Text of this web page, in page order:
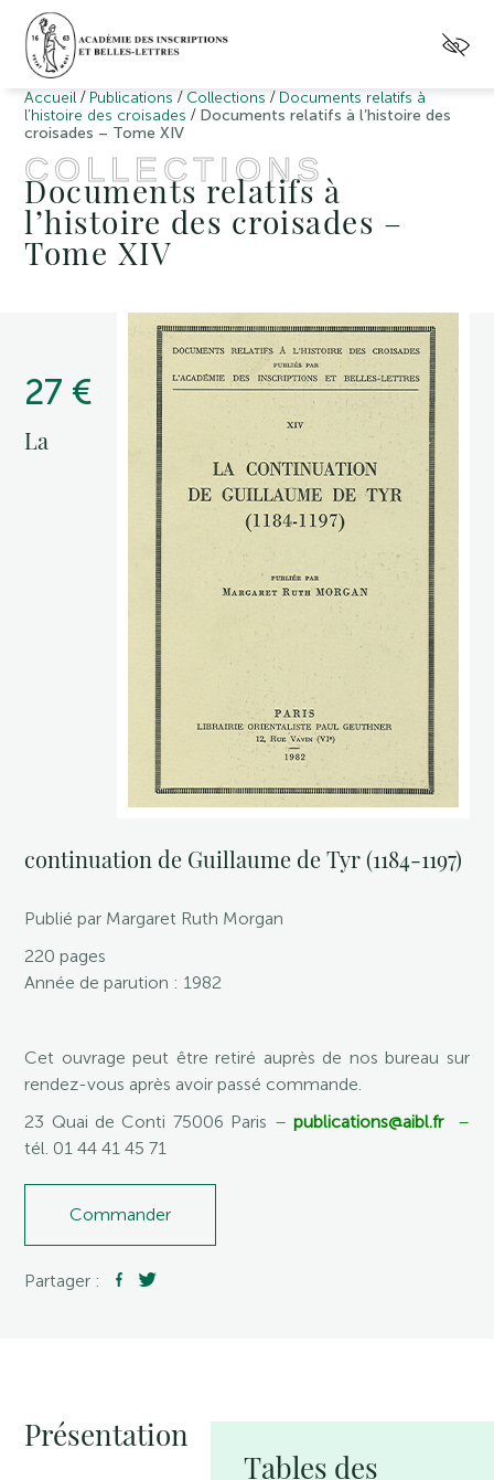
Accueil / Publications / Collections / Documents relatifs à
l'histoire des croisades / Documents relatifs à l’histoire des
croisades – Tome XIV
COLLECTIONS
Documents relatifs à
l’histoire des croisades –
Tome XIV
27 €
La
continuation de Guillaume de Tyr (1184-1197)
Publié par Margaret Ruth Morgan
220 pages
Année de parution : 1982
Cet ouvrage peut être retiré auprès de nos bureau sur
rendez-vous après avoir passé commande.
23 Quai de Conti 75006 Paris – publications@aibl.fr–
tél. 01 44 41 45 71
Commander
Partager :
Présentation
Tables des